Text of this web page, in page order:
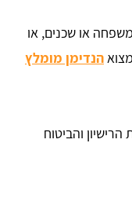
או שכנים, או
הנדימן מומלץ
והביטוח